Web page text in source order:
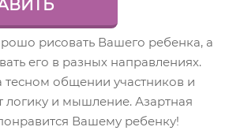
рисовать Вашего ребенка, а
его в разных направлениях.
тесном общении участников и
логику и мышление. Азартная
Вашему ребенку!